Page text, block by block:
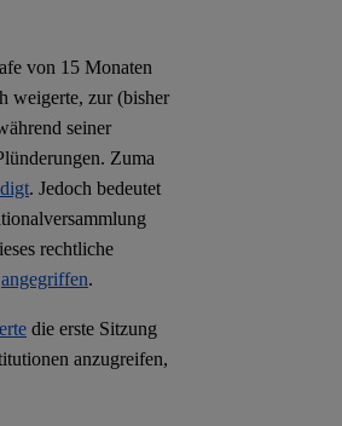
von 15 Monaten
weigerte, zur (bisher
seiner
Zuma
. Jedoch bedeutet
rechtliche
angegriffen.
die erste Sitzung
anzugreifen,